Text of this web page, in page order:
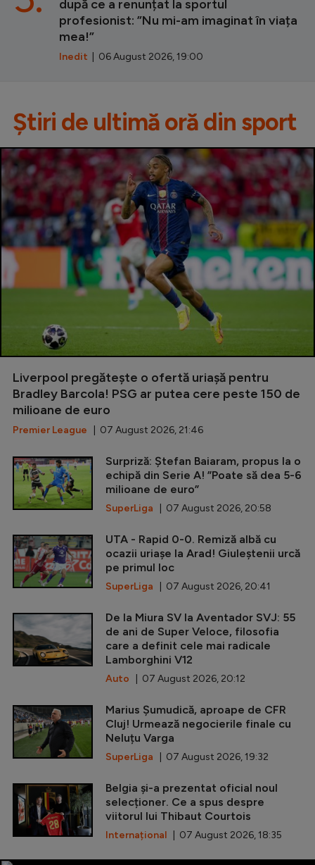
după ce a renunțat la sportul
profesionist: ”Nu mi-am imaginat în viața
mea!”
Inedit | 06 August 2026, 19:00
Știri de ultimă oră din sport
Liverpool pregătește o ofertă uriașă pentru
Bradley Barcola! PSG ar putea cere peste 150 de
milioane de euro
Premier League | 07 August 2026, 21:46
Surpriză: Ștefan Baiaram, propus la o
echipă din Serie A! ”Poate să dea 5-6
milioane de euro”
SuperLiga | 07 August 2026, 20:58
UTA - Rapid 0-0. Remiză albă cu
ocazii uriașe la Arad! Giuleștenii urcă
pe primul loc
SuperLiga | 07 August 2026, 20:41
De la Miura SV la Aventador SVJ: 55
de ani de Super Veloce, filosofia
care a definit cele mai radicale
Lamborghini V12
Auto | 07 August 2026, 20:12
Marius Șumudică, aproape de CFR
Cluj! Urmează negocierile finale cu
Neluțu Varga
SuperLiga | 07 August 2026, 19:32
Belgia și-a prezentat oficial noul
selecționer. Ce a spus despre
viitorul lui Thibaut Courtois
Internațional | 07 August 2026, 18:35